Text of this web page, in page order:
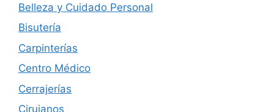
Belleza y Cuidado Personal
Bisutería
Carpinterías
Centro Médico
Cerrajerías
Cirujanos